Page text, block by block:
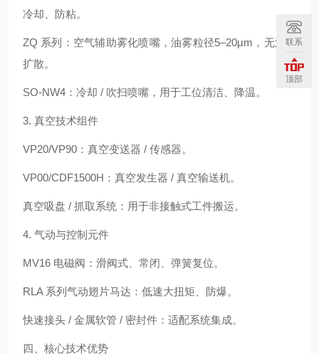
冷却、防粘。
ZQ 系列：空气辅助雾化喷嘴，油雾粒径5–20μm，无油雾
扩散。
SO‑NW4：冷却 / 吹扫喷嘴，用于工位清洁、降温。
3. 真空技术组件
VP20/VP90：真空变送器 / 传感器。
VP00/CDF1500H：真空发生器 / 真空输送机。
真空吸盘 / 抓取系统：用于非接触式工件搬运。
4. 气动与控制元件
MV16 电磁阀：滑阀式、常闭、弹簧复位。
RLA 系列气动翅片马达：低速大扭矩、防爆。
快速接头 / 金属软管 / 密封件：适配系统集成。
四、核心技术优势
联系
顶部